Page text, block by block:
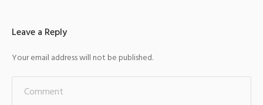
Leave a Reply
Your email address will not be published.